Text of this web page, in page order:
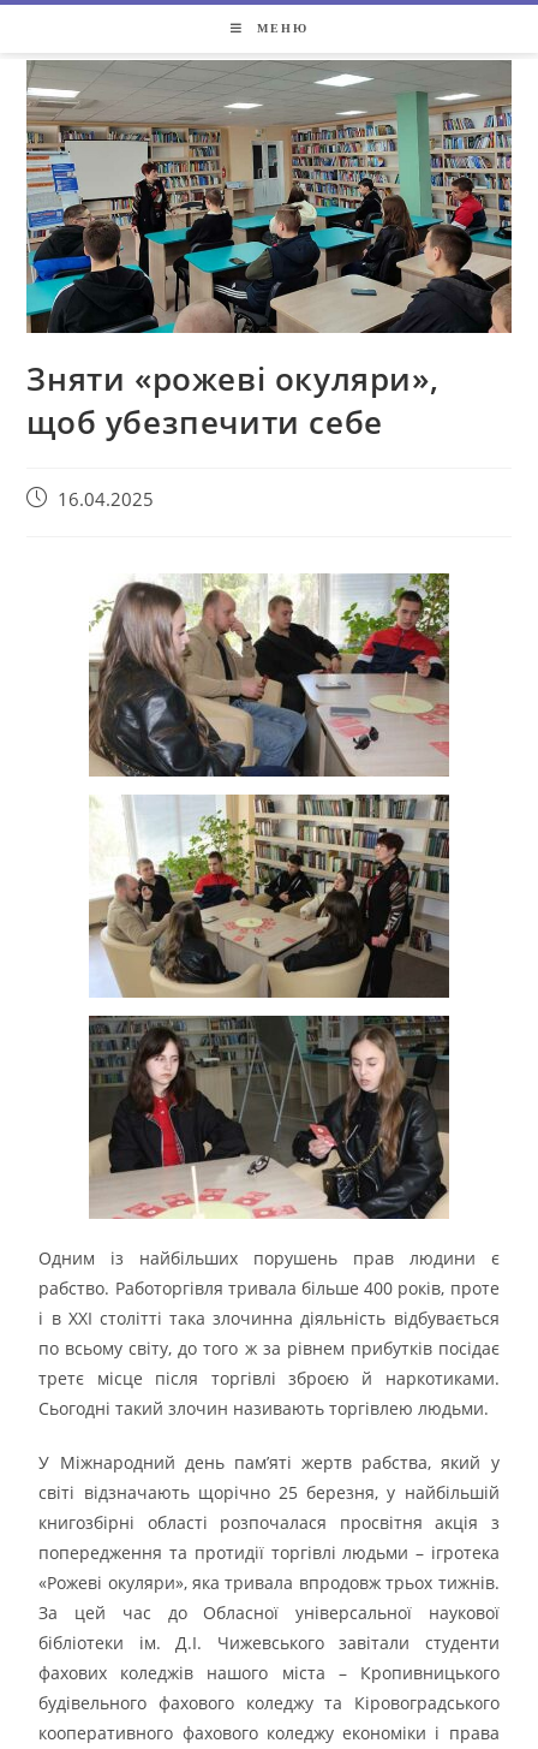
МЕНЮ
Зняти «рожеві окуляри»,
щоб убезпечити себе
16.04.2025
Одним із найбільших порушень прав людини є
рабство. Работоргівля тривала більше 400 років, проте
і в XXI столітті така злочинна діяльність відбувається
по всьому світу, до того ж за рівнем прибутків посідає
третє місце після торгівлі зброєю й наркотиками.
Сьогодні такий злочин називають торгівлею людьми.
У Міжнародний день пам’яті жертв рабства, який у
світі відзначають щорічно 25 березня, у найбільшій
книгозбірні області розпочалася просвітня акція з
попередження та протидії торгівлі людьми – ігротека
«Рожеві окуляри», яка тривала впродовж трьох тижнів.
За цей час до Обласної універсальної наукової
бібліотеки ім. Д.І. Чижевського завітали студенти
фахових коледжів нашого міста – Кропивницького
будівельного фахового коледжу та Кіровоградського
кооперативного фахового коледжу економіки і права